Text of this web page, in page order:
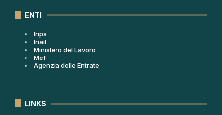
ENTI
Inps
Inail
Ministero del Lavoro
Mef
Agenzia delle Entrate
LINKS